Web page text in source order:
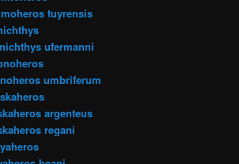
tuyrensis
ufermanni
umbriferum
argenteus
regani